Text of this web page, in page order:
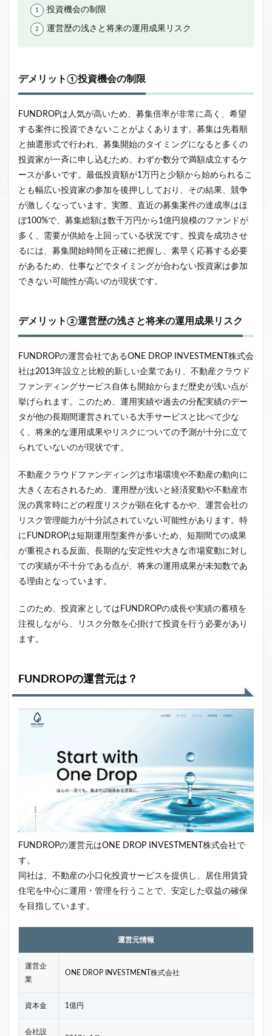
投資機会の制限
運営歴の浅さと将来の運用成果リスク
デメリット①投資機会の制限
FUNDROPは人気が高いため、募集倍率が非常に高く、希望
する案件に投資できないことがよくあります。募集は先着順
と抽選形式で行われ、募集開始のタイミングになると多くの
投資家が一斉に申し込むため、わずか数分で満額成立するケ
ースが多いです。最低投資額が1万円と少額から始められるこ
とも幅広い投資家の参加を後押ししており、その結果、競争
が激しくなっています。実際、直近の募集案件の達成率はほ
ぼ100%で、募集総額は数千万円から1億円規模のファンドが
多く、需要が供給を上回っている状況です。投資を成功させ
るには、募集開始時間を正確に把握し、素早く応募する必要
があるため、仕事などでタイミングが合わない投資家は参加
できない可能性が高いのが現状です。
デメリット②運営歴の浅さと将来の運用成果リスク
FUNDROPの運営会社であるONE DROP INVESTMENT株式会
社は2013年設立と比較的新しい企業であり、不動産クラウド
ファンディングサービス自体も開始からまだ歴史が浅い点が
挙げられます。このため、運用実績や過去の分配実績のデー
タが他の長期間運営されている大手サービスと比べて少な
く、将来的な運用成果やリスクについての予測が十分に立て
られていないのが現状です。
不動産クラウドファンディングは市場環境や不動産の動向に
大きく左右されるため、運用歴が浅いと経済変動や不動産市
況の異常時にどの程度リスクが顕在化するかや、運営会社の
リスク管理能力が十分試されていない可能性があります。特
にFUNDROPは短期運用型案件が多いため、短期間での成果
が重視される反面、長期的な安定性や大きな市場変動に対し
ての実績が不十分である点が、将来の運用成果が未知数であ
る理由となっています。
このため、投資家としてはFUNDROPの成長や実績の蓄積を
注視しながら、リスク分散を心掛けて投資を行う必要があり
ます。
FUNDROPの運営元は？
FUNDROPの運営元はONE DROP INVESTMENT株式会社で
す。
同社は、不動産の小口化投資サービスを提供し、居住用賃貸
住宅を中心に運用・管理を行うことで、安定した収益の確保
を目指しています。
運営元情報
運営企
業
ONE DROP INVESTMENT株式会社
資本金 1億円
会社設